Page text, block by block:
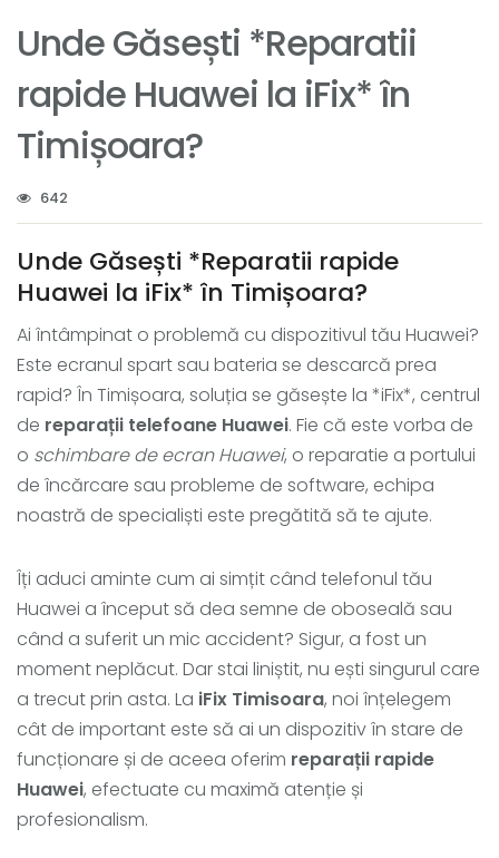
Unde Găsești *Reparatii
rapide Huawei la iFix* în
Timișoara?
642
Unde Găsești *Reparatii rapide
Huawei la iFix* în Timișoara?
Ai întâmpinat o problemă cu dispozitivul tău Huawei?
Este ecranul spart sau bateria se descarcă prea
rapid? În Timișoara, soluția se găsește la *iFix*, centrul
de reparații telefoane Huawei. Fie că este vorba de
o schimbare de ecran Huawei, o reparatie a portului
de încărcare sau probleme de software, echipa
noastră de specialiști este pregătită să te ajute.
Îți aduci aminte cum ai simțit când telefonul tău
Huawei a început să dea semne de oboseală sau
când a suferit un mic accident? Sigur, a fost un
moment neplăcut. Dar stai liniștit, nu ești singurul care
a trecut prin asta. La iFix Timisoara, noi înțelegem
cât de important este să ai un dispozitiv în stare de
funcționare și de aceea oferim reparații rapide
Huawei, efectuate cu maximă atenție și
profesionalism.